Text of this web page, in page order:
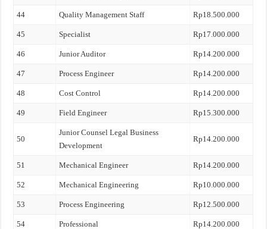
44 Quality Management Staff Rp18.500.000
45 Specialist Rp17.000.000
46 Junior Auditor Rp14.200.000
47 Process Engineer Rp14.200.000
48 Cost Control Rp14.200.000
49 Field Engineer Rp15.300.000
50
Junior Counsel Legal Business
Development
Rp14.200.000
51 Mechanical Engineer Rp14.200.000
52 Mechanical Engineering Rp10.000.000
53 Process Engineering Rp12.500.000
54 Professional Rp14.200.000